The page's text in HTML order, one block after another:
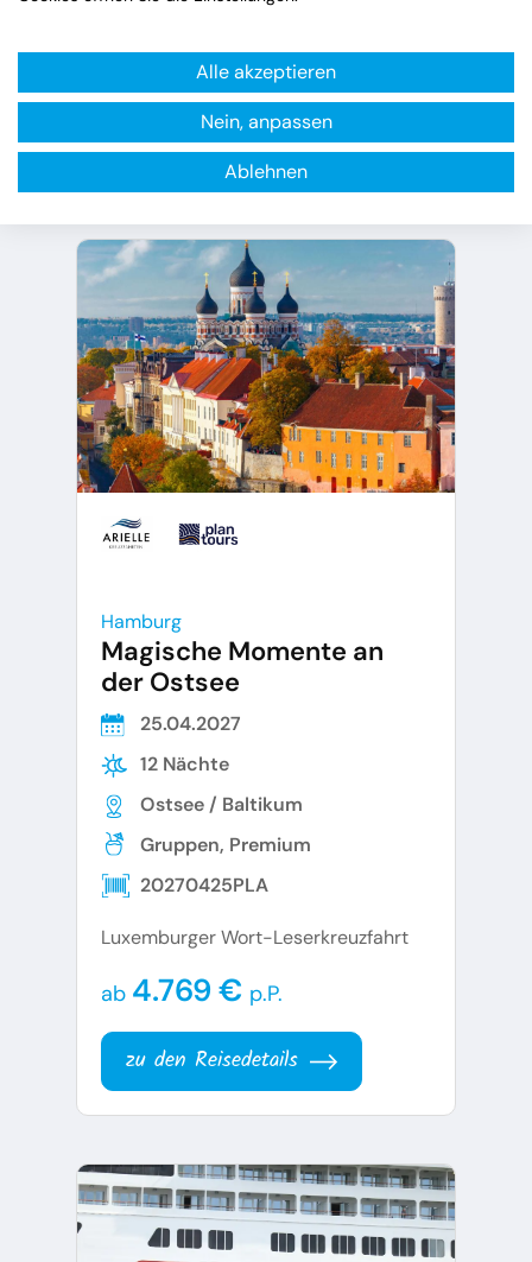
4.099 €
zu den Reisedetails
Hamburg
Magische Momente an
der Ostsee
25.04.2027
12 Nächte
Ostsee / Baltikum
Gruppen, Premium
20270425PLA
Luxemburger Wort-Leserkreuzfahrt
ab 4.769 € p.P.
zu den Reisedetails
Alle akzeptieren
Nein, anpassen
Ablehnen